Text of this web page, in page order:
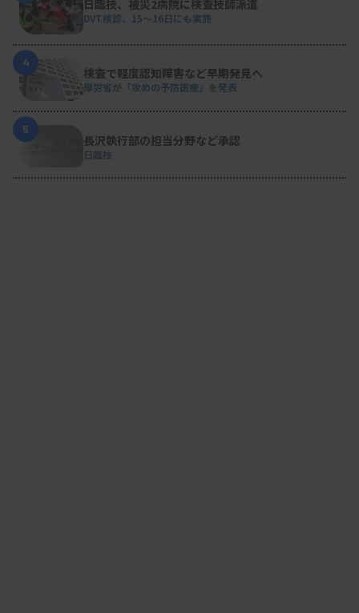
日臨技、被災2病院に検査技師派遣
DVT検診、15～16日にも実施
4
検査で軽度認知障害など早期発見へ
厚労省が「攻めの予防医療」を発表
5
長沢執行部の担当分野など承認
日臨技